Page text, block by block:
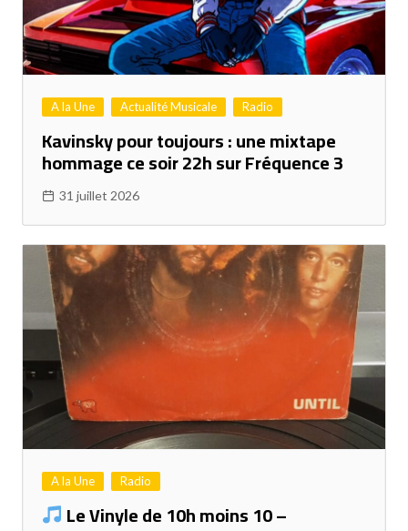
A la Une Actualité Musicale Radio
Kavinsky pour toujours : une mixtape
hommage ce soir 22h sur Fréquence 3
31 juillet 2026
A la Une Radio
Le Vinyle de 10h moins 10 –